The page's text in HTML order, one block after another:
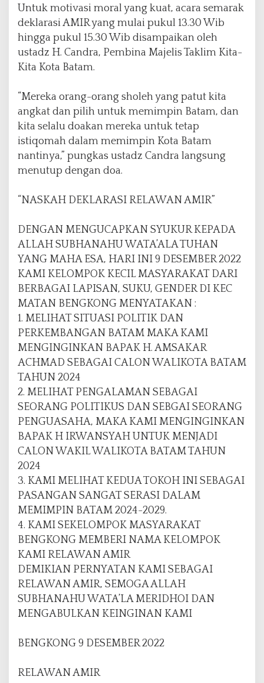
Untuk motivasi moral yang kuat, acara semarak
deklarasi AMIR yang mulai pukul 13.30 Wib
hingga pukul 15.30 Wib disampaikan oleh
ustadz H. Candra, Pembina Majelis Taklim Kita-
Kita Kota Batam.
“Mereka orang-orang sholeh yang patut kita
angkat dan pilih untuk memimpin Batam, dan
kita selalu doakan mereka untuk tetap
istiqomah dalam memimpin Kota Batam
nantinya,” pungkas ustadz Candra langsung
menutup dengan doa.
“NASKAH DEKLARASI RELAWAN AMIR”
DENGAN MENGUCAPKAN SYUKUR KEPADA
ALLAH SUBHANAHU WATA’ALA TUHAN
YANG MAHA ESA, HARI INI 9 DESEMBER 2022
KAMI KELOMPOK KECIL MASYARAKAT DARI
BERBAGAI LAPISAN, SUKU, GENDER DI KEC
MATAN BENGKONG MENYATAKAN :
1. MELIHAT SITUASI POLITIK DAN
PERKEMBANGAN BATAM MAKA KAMI
MENGINGINKAN BAPAK H. AMSAKAR
ACHMAD SEBAGAI CALON WALIKOTA BATAM
TAHUN 2024
2. MELIHAT PENGALAMAN SEBAGAI
SEORANG POLITIKUS DAN SEBGAI SEORANG
PENGUASAHA, MAKA KAMI MENGINGINKAN
BAPAK H IRWANSYAH UNTUK MENJADI
CALON WAKIL WALIKOTA BATAM TAHUN
2024
3. KAMI MELIHAT KEDUA TOKOH INI SEBAGAI
PASANGAN SANGAT SERASI DALAM
MEMIMPIN BATAM 2024-2029.
4. KAMI SEKELOMPOK MASYARAKAT
BENGKONG MEMBERI NAMA KELOMPOK
KAMI RELAWAN AMIR
DEMIKIAN PERNYATAN KAMI SEBAGAI
RELAWAN AMIR, SEMOGA ALLAH
SUBHANAHU WATA’LA MERIDHOI DAN
MENGABULKAN KEINGINAN KAMI
BENGKONG 9 DESEMBER 2022
RELAWAN AMIR